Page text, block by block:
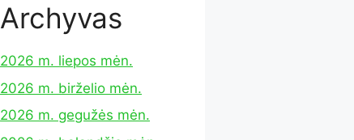
Archyvas
2026 m. liepos mėn.
2026 m. birželio mėn.
2026 m. gegužės mėn.